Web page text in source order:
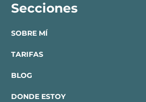
Secciones
SOBRE MÍ
TARIFAS
BLOG
DONDE ESTOY